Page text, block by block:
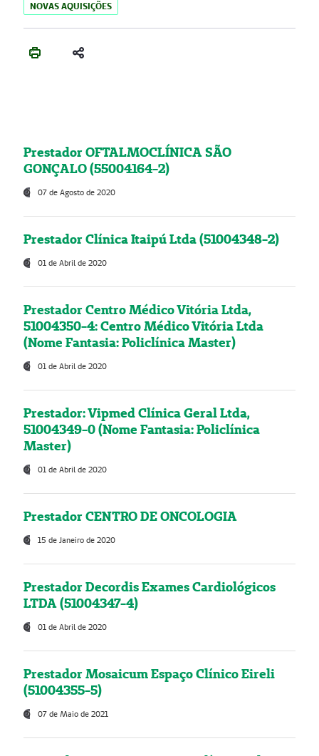
NOVAS AQUISIÇÕES
Prestador OFTALMOCLÍNICA SÃO
GONÇALO (55004164-2)
07 de Agosto de 2020
Prestador Clínica Itaipú Ltda (51004348-2)
01 de Abril de 2020
Prestador Centro Médico Vitória Ltda,
51004350-4: Centro Médico Vitória Ltda
(Nome Fantasia: Policlínica Master)
01 de Abril de 2020
Prestador: Vipmed Clínica Geral Ltda,
51004349-0 (Nome Fantasia: Policlínica
Master)
01 de Abril de 2020
Prestador CENTRO DE ONCOLOGIA
15 de Janeiro de 2020
Prestador Decordis Exames Cardiológicos
LTDA (51004347-4)
01 de Abril de 2020
Prestador Mosaicum Espaço Clínico Eireli
(51004355-5)
07 de Maio de 2021